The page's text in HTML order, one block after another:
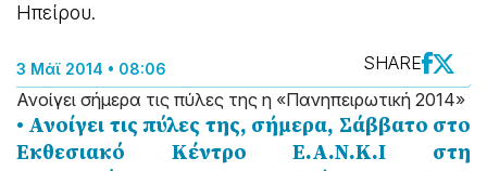
Ηπείρου.
3 Μάϊ 2014 • 08:06
SHARE
Ανοίγει σήμερα τις πύλες της η «Πανηπειρωτική 2014»
• Ανοίγει τις πύλες της, σήμερα, Σάββατο στο
Εκθεσιακό Κέντρο Ε.Α.Ν.Κ.Ι στη